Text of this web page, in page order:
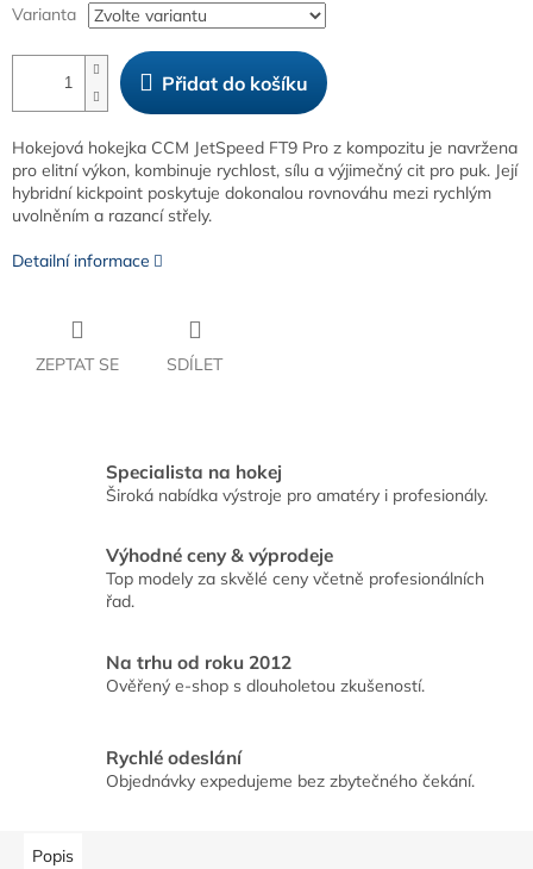
Varianta
Přidat do košíku
Hokejová hokejka CCM JetSpeed FT9 Pro z kompozitu je navržena
pro elitní výkon, kombinuje rychlost, sílu a výjimečný cit pro puk. Její
hybridní kickpoint poskytuje dokonalou rovnováhu mezi rychlým
uvolněním a razancí střely.
Detailní informace
ZEPTAT SE SDÍLET
Specialista na hokej
Široká nabídka výstroje pro amatéry i profesionály.
Výhodné ceny & výprodeje
Top modely za skvělé ceny včetně profesionálních
řad.
Na trhu od roku 2012
Ověřený e-shop s dlouholetou zkušeností.
Rychlé odeslání
Objednávky expedujeme bez zbytečného čekání.
Popis